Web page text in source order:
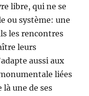
libre, qui ne se
ou système: une
les rencontres
leurs
aussi aux
liées
là une de ses